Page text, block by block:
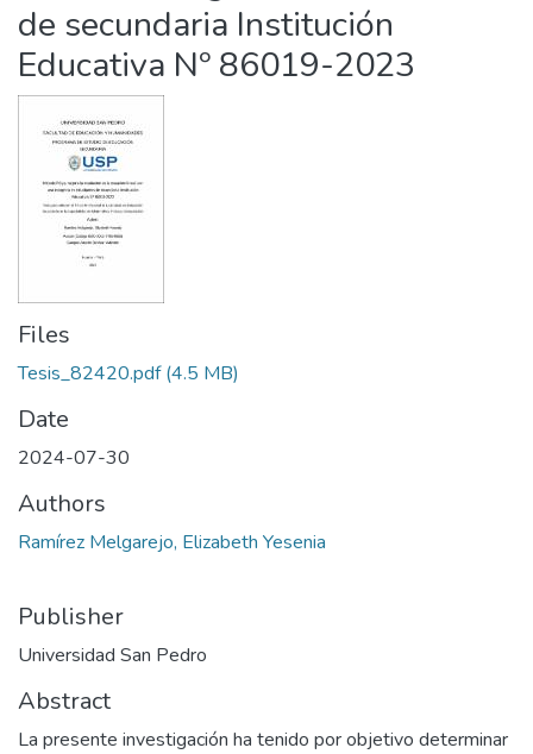
de secundaria Institución
Educativa Nº 86019-2023
Files
Tesis_82420.pdf(4.5 MB)
Date
2024-07-30
Authors
Ramírez Melgarejo, Elizabeth Yesenia
Publisher
Universidad San Pedro
Abstract
La presente investigación ha tenido por objetivo determinar